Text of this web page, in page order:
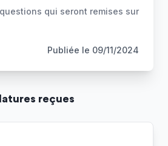
qui seront remises sur
Publiée le 09/11/2024
s reçues